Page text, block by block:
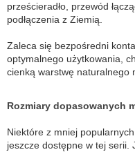
prześcieradło, przewód
podłączenia z Ziemią.
Zaleca się bezpośredni
optymalnego użytkowania,
cienką warstwę naturalnego
Rozmiary dopasowanych
Niektóre z mniej
jeszcze dostępne w tej serii.